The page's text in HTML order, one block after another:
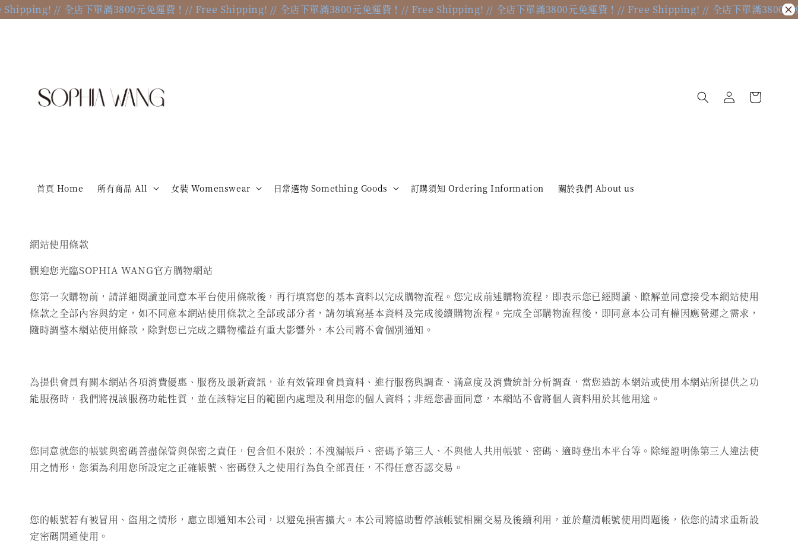
// 全店下單滿3800元免運費！ // Free Shipping! // 全店下單滿3800元免運費！ // Free Shipping! // 全店下單滿3800元免運費！ // Free Shipping! // 全店下單滿3800元免
首頁 Home 所有商品 All 女裝 Womenswear 日常選物 Something Goods 訂購須知 Ordering Information 關於我們 About us
網站使用條款
觀迎您光臨SOPHIA WANG官方購物網站
您第一次購物前，請詳細閱讀並同意本平台使用條款後，再行填寫您的基本資料以完成購物流程。您完成前述購物流程，即表示您已經閱讀、瞭解並同意接受本網站使用
條款之全部內容與約定，如不同意本網站使用條款之全部或部分者，請勿填寫基本資料及完成後續購物流程。完成全部購物流程後，即同意本公司有權因應營運之需求，
隨時調整本網站使用條款，除對您已完成之購物權益有重大影響外，本公司將不會個別通知。
為提供會員有關本網站各項消費優惠、服務及最新資訊，並有效管理會員資料、進行服務與調查、滿意度及消費統計分析調查，當您造訪本網站或使用本網站所提供之功
能服務時，我們將視該服務功能性質，並在該特定目的範圍內處理及利用您的個人資料；非經您書面同意，本網站不會將個人資料用於其他用途。
您同意就您的帳號與密碼善盡保管與保密之責任，包含但不限於：不洩漏帳戶、密碼予第三人、不與他人共用帳號、密碼、適時登出本平台等。除經證明係第三人違法使
用之情形，您須為利用您所設定之正確帳號、密碼登入之使用行為負全部責任，不得任意否認交易。
您的帳號若有被冒用、盜用之情形，應立即通知本公司，以避免損害擴大。本公司將協助暫停該帳號相關交易及後續利用，並於釐清帳號使用問題後，依您的請求重新設
定密碼開通使用。